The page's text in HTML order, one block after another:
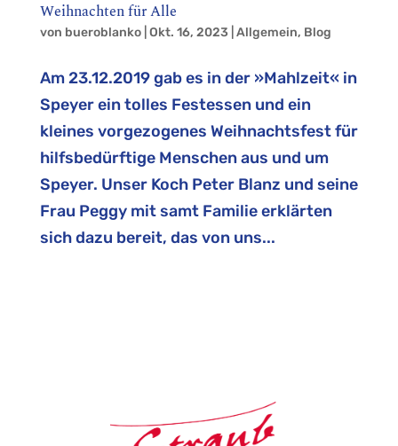
Weihnachten für Alle
von bueroblanko| Okt. 16, 2023 Allgemein, Blog
Am 23.12.2019 gab es in der »Mahlzeit« in
Speyer ein tolles Festessen und ein
kleines vorgezogenes Weihnachtsfest für
hilfsbedürftige Menschen aus und um
Speyer. Unser Koch Peter Blanz und seine
Frau Peggy mit samt Familie erklärten
sich dazu bereit, das von uns...